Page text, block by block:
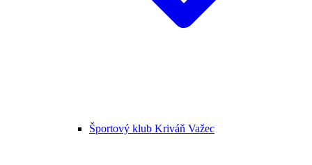
Športový klub Kriváň Važec